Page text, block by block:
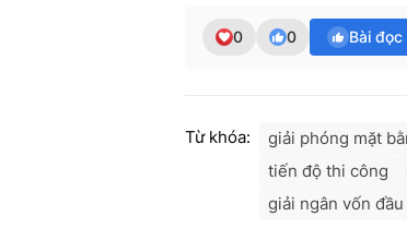
0 0 Bài
Từ khóa: giải phóng mặt
tiến độ thi công
giải ngân vốn